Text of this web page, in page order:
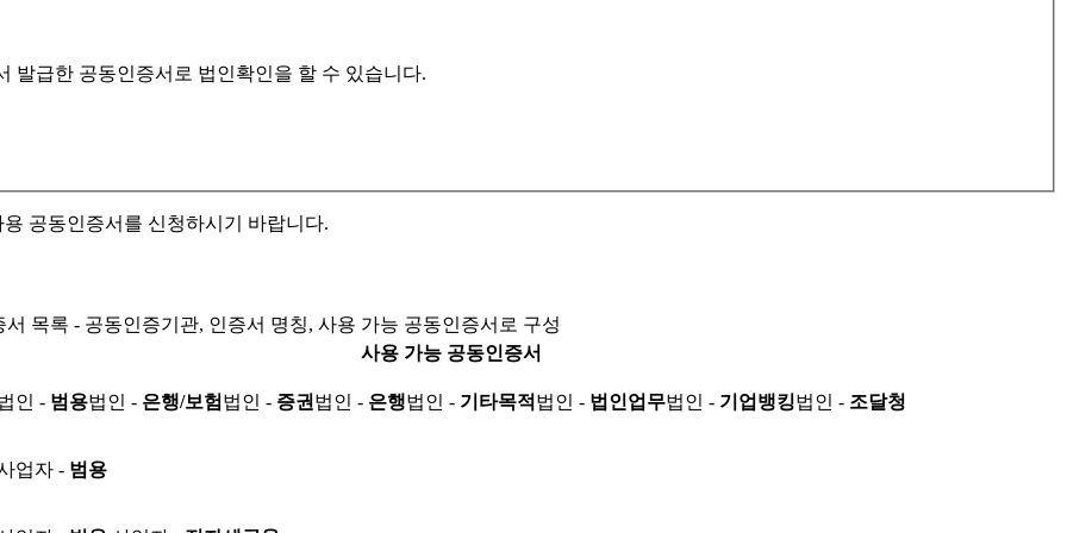
발급한 공동인증서로 법인확인을 할 수 있습니다.
공동인증서를 신청하시기 바랍니다.
목록 - 공동인증기관, 인증서 명칭, 사용 가능 공동인증서로 구성
사용 가능 공동인증서
인 - 범용법인 - 은행/보험 법인 - 증권 법인 - 은행법인 - 기타목적 법인 - 법인업무법인 - 기업뱅킹법인 - 조달청
업자 - 범용